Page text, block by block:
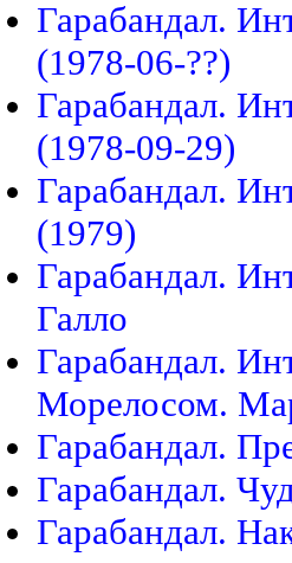
Гарабандал.
(1978-06-??)
Гарабандал.
(1978-09-29)
Гарабандал.
(1979)
Гарабандал.
Галло
Гарабандал.
Морелосом.
Гарабандал.
Гарабандал.
Гарабандал.